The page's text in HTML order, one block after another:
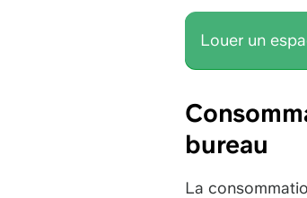
Louer un
bureau
La